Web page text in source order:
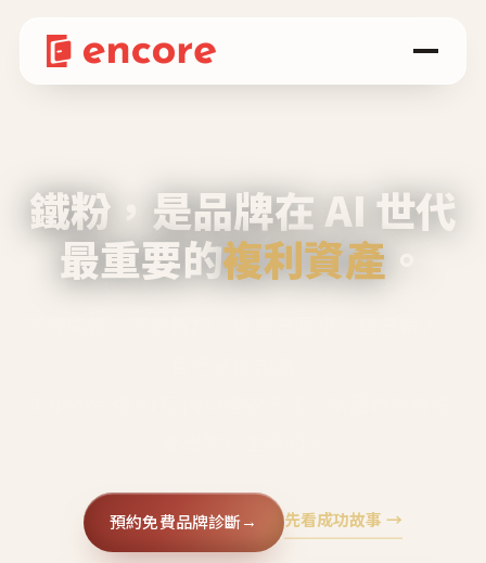
鐵粉，是品牌在 AI 世代
最重要的複利資產 。
預約免費品牌診斷→ 先看成功故事 →